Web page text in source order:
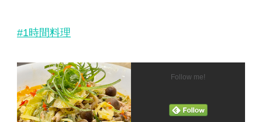
#1時間料理
Follow me!